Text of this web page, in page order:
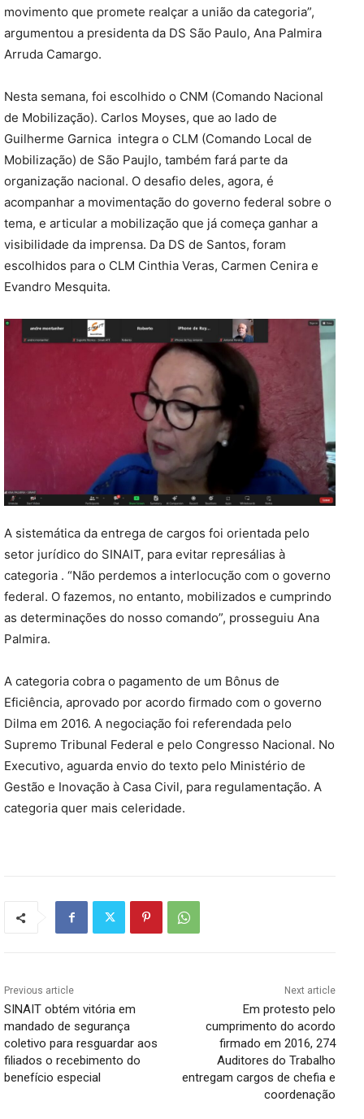
movimento que promete realçar a união da categoria”,
argumentou a presidenta da DS São Paulo, Ana Palmira
Arruda Camargo.
Nesta semana, foi escolhido o CNM (Comando Nacional
de Mobilização). Carlos Moyses, que ao lado de
Guilherme Garnica integra o CLM (Comando Local de
Mobilização) de São Paujlo, também fará parte da
organização nacional. O desafio deles, agora, é
acompanhar a movimentação do governo federal sobre o
tema, e articular a mobilização que já começa ganhar a
visibilidade da imprensa. Da DS de Santos, foram
escolhidos para o CLM Cinthia Veras, Carmen Cenira e
Evandro Mesquita.
A sistemática da entrega de cargos foi orientada pelo
setor jurídico do SINAIT, para evitar represálias à
categoria . “Não perdemos a interlocução com o governo
federal. O fazemos, no entanto, mobilizados e cumprindo
as determinações do nosso comando”, prosseguiu Ana
Palmira.
A categoria cobra o pagamento de um Bônus de
Eficiência, aprovado por acordo firmado com o governo
Dilma em 2016. A negociação foi referendada pelo
Supremo Tribunal Federal e pelo Congresso Nacional. No
Executivo, aguarda envio do texto pelo Ministério de
Gestão e Inovação à Casa Civil, para regulamentação. A
categoria quer mais celeridade.
Previous article
SINAIT obtém vitória em
mandado de segurança
coletivo para resguardar aos
filiados o recebimento do
benefício especial
Next article
Em protesto pelo
cumprimento do acordo
firmado em 2016, 274
Auditores do Trabalho
entregam cargos de chefia e
coordenação